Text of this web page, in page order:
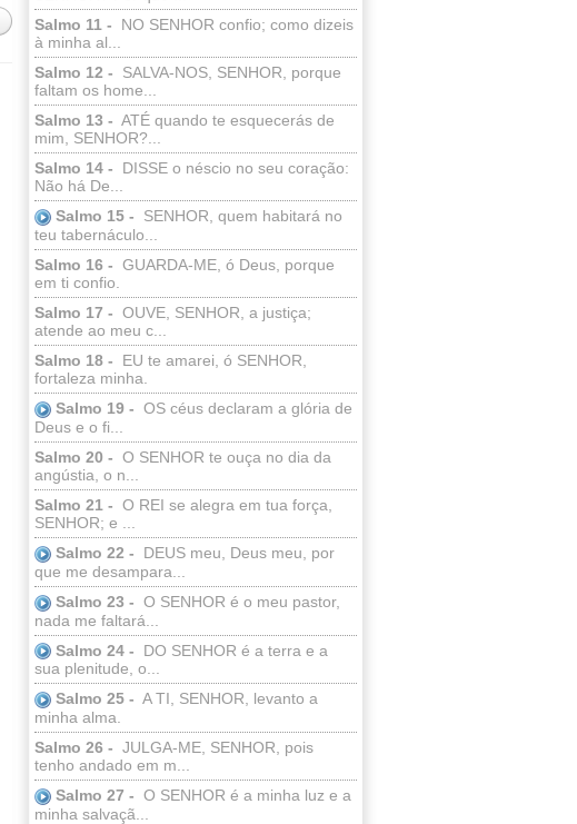
Salmo 11 -
NO SENHOR confio; como dizeis
à minha al...
Salmo 12 -
SALVA-NOS, SENHOR, porque
faltam os home...
Salmo 13 - ATÉ quando te esquecerás de
mim, SENHOR?...
Salmo 14 -
DISSE o néscio no seu coração:
Não há De...
Salmo 15 -
SENHOR, quem habitará no
teu tabernáculo...
Salmo 16 - GUARDA-ME, ó Deus, porque
em ti confio.
Salmo 17 - OUVE, SENHOR, a justiça;
atende ao meu c...
Salmo 18 -
EU te amarei, ó SENHOR,
fortaleza minha.
Salmo 19 - OS céus declaram a glória de
Deus e o fi...
Salmo 20 - O SENHOR te ouça no dia da
angústia, o n...
Salmo 21 - O REI se alegra em tua força,
SENHOR; e ...
Salmo 22 -
DEUS meu, Deus meu, por
que me desampara...
Salmo 23 - O SENHOR é o meu pastor,
nada me faltará...
Salmo 24 -
DO SENHOR é a terra e a
sua plenitude, o...
Salmo 25 - A TI, SENHOR, levanto a
minha alma.
Salmo 26 - JULGA-ME, SENHOR, pois
tenho andado em m...
Salmo 27 - O SENHOR é a minha luz e a
minha salvaçã...